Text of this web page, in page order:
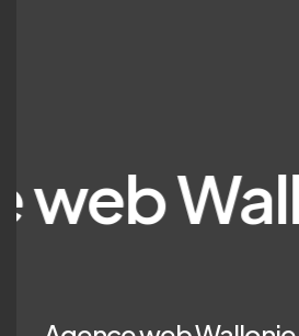
Wallonie